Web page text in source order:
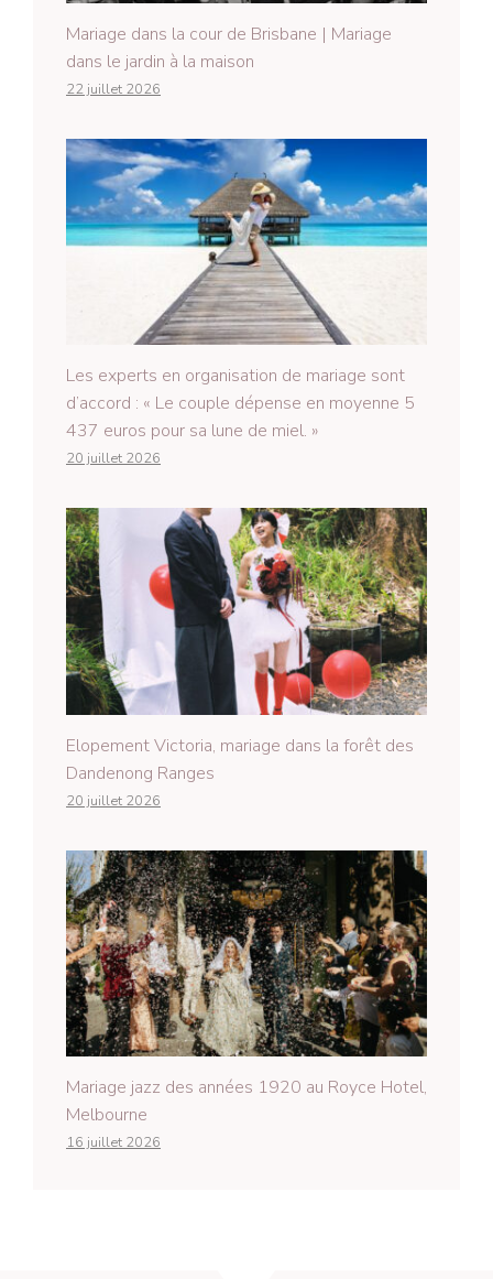
Mariage dans la cour de Brisbane | Mariage
dans le jardin à la maison
22 juillet 2026
Les experts en organisation de mariage sont
d’accord : « Le couple dépense en moyenne 5
437 euros pour sa lune de miel. »
20 juillet 2026
Elopement Victoria, mariage dans la forêt des
Dandenong Ranges
20 juillet 2026
Mariage jazz des années 1920 au Royce Hotel,
Melbourne
16 juillet 2026